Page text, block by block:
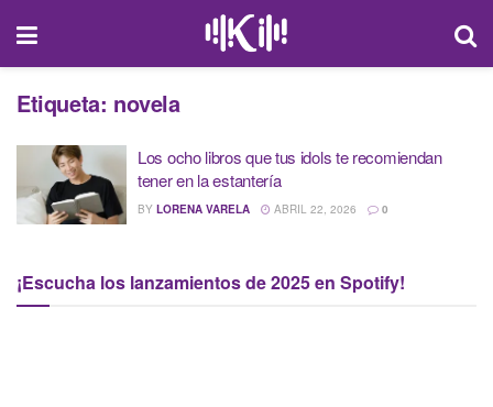
Etiqueta: novela
Los ocho libros que tus idols te recomiendan
tener en la estantería
BY LORENA VARELA ABRIL 22, 2026 0
¡Escucha los lanzamientos de 2025 en Spotify!